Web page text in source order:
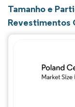
Tamanho e
Revestimentos